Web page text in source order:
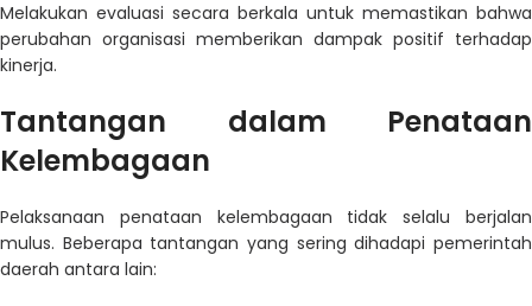
Melakukan evaluasi secara berkala untuk memastikan bahwa
perubahan organisasi memberikan dampak positif terhadap
kinerja.
Tantangan dalam Penataan
Kelembagaan
Pelaksanaan penataan kelembagaan tidak selalu berjalan
mulus. Beberapa tantangan yang sering dihadapi pemerintah
daerah antara lain: